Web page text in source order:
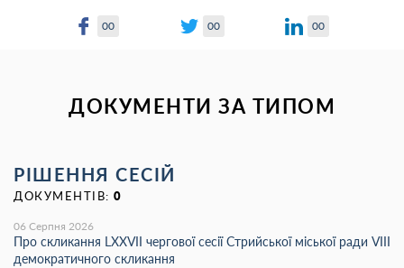
00 00 00
ДОКУМЕНТИ ЗА ТИПОМ
РІШЕННЯ СЕСІЙ
ДОКУМЕНТІВ: 0
06 Серпня 2026
Про скликання LХХVІІ чергової сесії Стрийської міської ради VIII
демократичного скликання